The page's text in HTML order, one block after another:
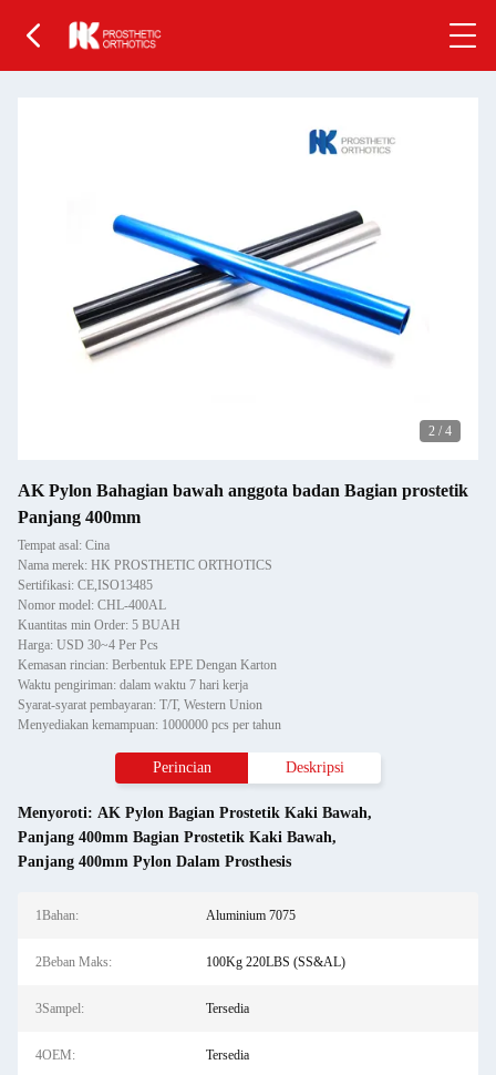
2 / 4
AK Pylon Bahagian bawah anggota badan Bagian prostetik
Panjang 400mm
Tempat asal: Cina
Nama merek: HK PROSTHETIC ORTHOTICS
Sertifikasi: CE,ISO13485
Nomor model: CHL-400AL
Kuantitas min Order: 5 BUAH
Harga: USD 30~4 Per Pcs
Kemasan rincian: Berbentuk EPE Dengan Karton
Waktu pengiriman: dalam waktu 7 hari kerja
Syarat-syarat pembayaran: T/T, Western Union
Menyediakan kemampuan: 1000000 pcs per tahun
Perincian Deskripsi
Menyoroti: AK Pylon Bagian Prostetik Kaki Bawah,
Panjang 400mm Bagian Prostetik Kaki Bawah,
Panjang 400mm Pylon Dalam Prosthesis
1Bahan: Aluminium 7075
2Beban Maks: 100Kg 220LBS (SS&AL)
3Sampel: Tersedia
4OEM: Tersedia